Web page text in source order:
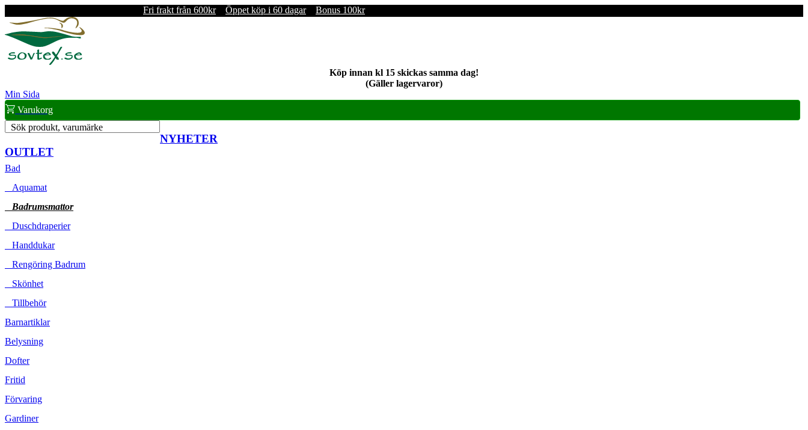
Fri frakt från 600kr Öppet köp i 60 dagar Bonus 100kr
Köp innan kl 15 skickas samma dag!
(Gäller lagervaror)
Min Sida
Varukorg
Sök produkt, varumärke
NYHETER
OUTLET
Bad
Aquamat
Badrumsmattor
Duschdraperier
Handdukar
Rengöring Badrum
Skönhet
Tillbehör
Barnartiklar
Belysning
Dofter
Fritid
Förvaring
Gardiner